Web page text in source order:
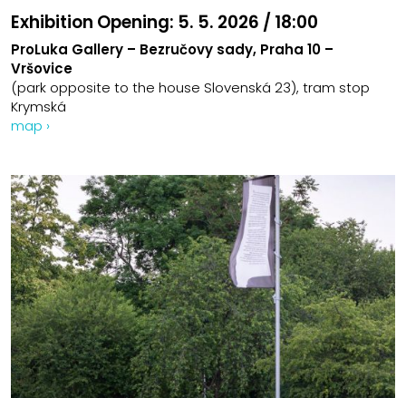
Exhibition Opening: 5. 5. 2026 / 18:00
ProLuka Gallery – Bezručovy sady, Praha 10 –
Vršovice
(park opposite to the house Slovenská 23), tram stop
Krymská
map ›